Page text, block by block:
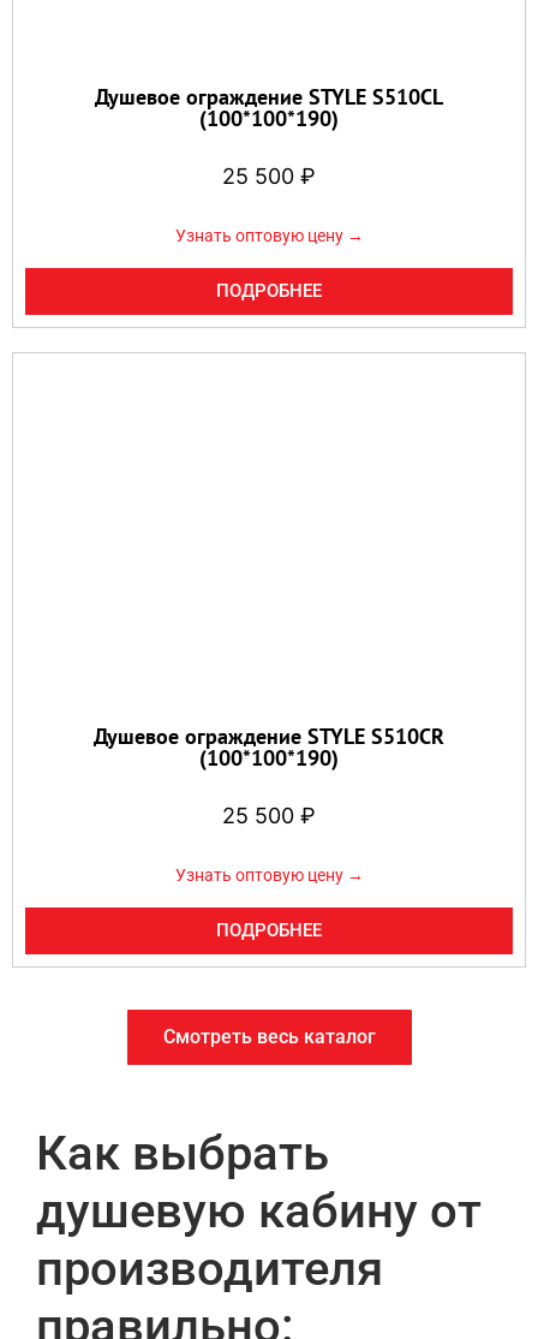
Душевое ограждение STYLE S510CL
(100*100*190)
25 500 ₽
Узнать оптовую цену →
ПОДРОБНЕЕ
Душевое ограждение STYLE S510CR
(100*100*190)
25 500 ₽
Узнать оптовую цену →
ПОДРОБНЕЕ
Смотреть весь каталог
Как выбрать
душевую кабину от
производителя
правильно: